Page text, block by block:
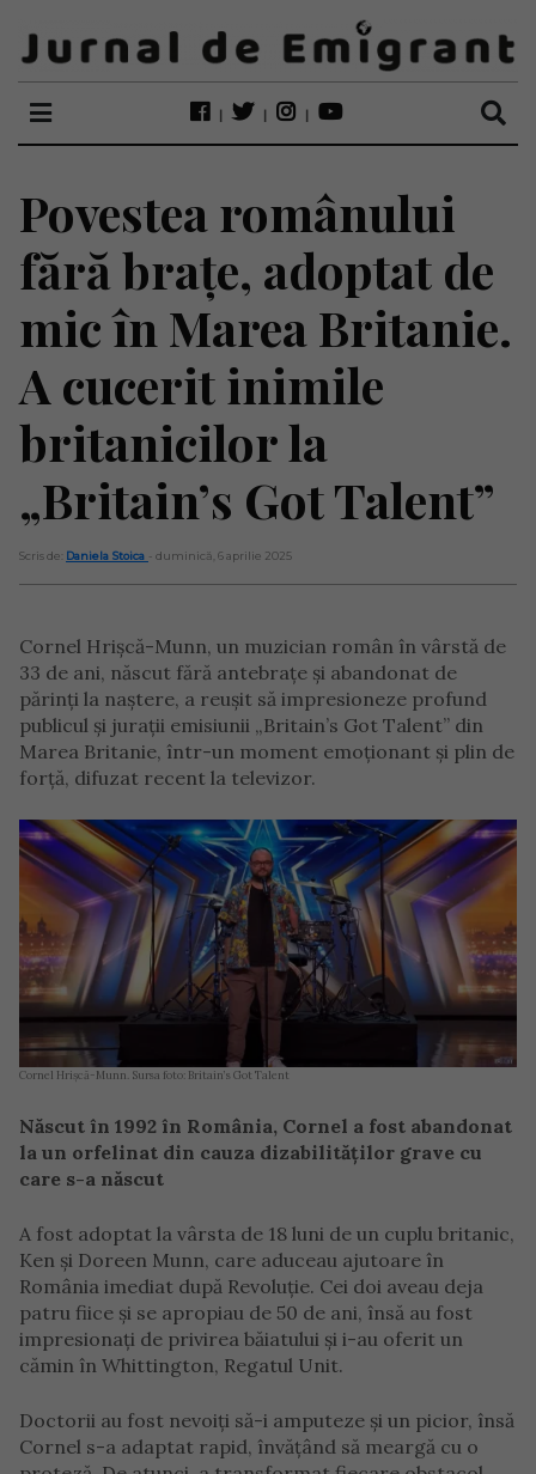
Povestea românului
fără brațe, adoptat de
mic în Marea Britanie.
A cucerit inimile
britanicilor la
„Britain’s Got Talent”
Scris de: Daniela Stoica - duminică, 6 aprilie 2025
Cornel Hrișcă-Munn, un muzician român în vârstă de
33 de ani, născut fără antebrațe și abandonat de
părinți la naștere, a reușit să impresioneze profund
publicul și jurații emisiunii „Britain’s Got Talent” din
Marea Britanie, într-un moment emoționant și plin de
forță, difuzat recent la televizor.
Cornel Hrișcă-Munn. Sursa foto: Britain’s Got Talent
Născut în 1992 în România, Cornel a fost abandonat
la un orfelinat din cauza dizabilităților grave cu
care s-a născut
A fost adoptat la vârsta de 18 luni de un cuplu britanic,
Ken și Doreen Munn, care aduceau ajutoare în
România imediat după Revoluție. Cei doi aveau deja
patru fiice și se apropiau de 50 de ani, însă au fost
impresionați de privirea băiatului și i-au oferit un
cămin în Whittington, Regatul Unit.
Doctorii au fost nevoiți să-i amputeze și un picior, însă
Cornel s-a adaptat rapid, învățând să meargă cu o